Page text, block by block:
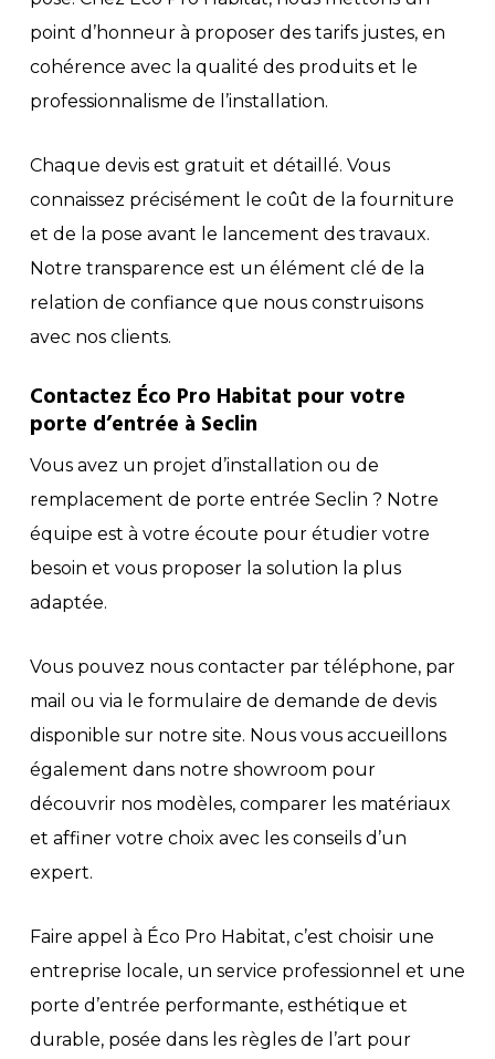
point d’honneur à proposer des tarifs justes, en
cohérence avec la qualité des produits et le
professionnalisme de l’installation.
Chaque devis est gratuit et détaillé. Vous
connaissez précisément le coût de la fourniture
et de la pose avant le lancement des travaux.
Notre transparence est un élément clé de la
relation de confiance que nous construisons
avec nos clients.
Contactez Éco Pro Habitat pour votre
porte d’entrée à Seclin
Vous avez un projet d’installation ou de
remplacement de porte entrée Seclin ? Notre
équipe est à votre écoute pour étudier votre
besoin et vous proposer la solution la plus
adaptée.
Vous pouvez nous contacter par téléphone, par
mail ou via le formulaire de demande de devis
disponible sur notre site. Nous vous accueillons
également dans notre showroom pour
découvrir nos modèles, comparer les matériaux
et affiner votre choix avec les conseils d’un
expert.
Faire appel à Éco Pro Habitat, c’est choisir une
entreprise locale, un service professionnel et une
porte d’entrée performante, esthétique et
durable, posée dans les règles de l’art pour